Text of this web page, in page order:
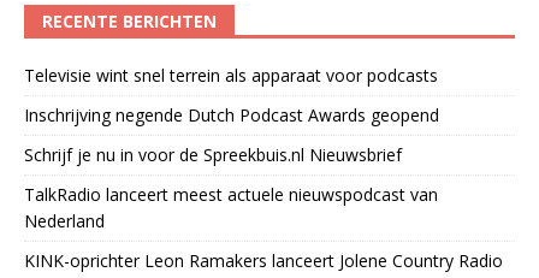
RECENTE BERICHTEN
Televisie wint snel terrein als apparaat voor podcasts
Inschrijving negende Dutch Podcast Awards geopend
Schrijf je nu in voor de Spreekbuis.nl Nieuwsbrief
TalkRadio lanceert meest actuele nieuwspodcast van
Nederland
KINK-oprichter Leon Ramakers lanceert Jolene Country Radio